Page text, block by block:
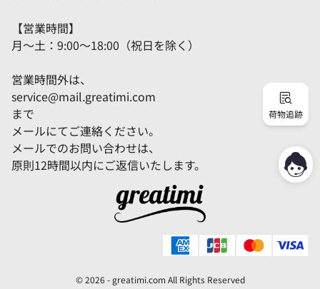
荷物追跡
【営業時間】
月～土：9:00～18:00（祝日を除く）
営業時間外は、
service@mail.greatimi.com
まで
メールにてご連絡ください。
メールでのお問い合わせは、
原則12時間以内にご返信いたします。
© 2026 - greatimi.com All Rights Reserved